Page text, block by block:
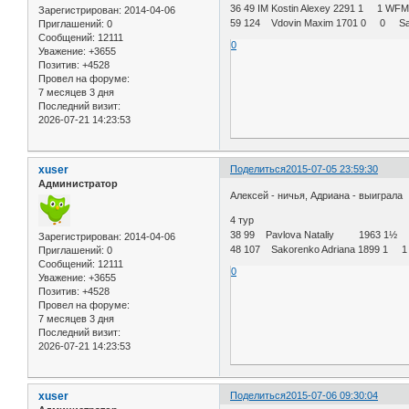
Зарегистрирован: 2014-04-06
Приглашений: 0
Сообщений: 12111
Уважение: +3655
Позитив: +4528
Провел на форуме:
7 месяцев 3 дня
Последний визит:
2026-07-21 14:23:53
36 49 IM Kostin Alexey 2291 1 1 WFM
59 124 Vdovin Maxim 1701 0 0
0
Поделиться2015-07-05 23:59:30
xuser
Администратор
Зарегистрирован: 2014-04-06
Приглашений: 0
Сообщений: 12111
Уважение: +3655
Позитив: +4528
Провел на форуме:
7 месяцев 3 дня
Последний визит:
2026-07-21 14:23:53
Алексей - ничья, Адриана - выиграла
4 тур
38 99 Pavlova Nataliy 1963 1½ 1½
48 107 Sakorenko Adriana 1899 1
0
Поделиться2015-07-06 09:30:04
xuser